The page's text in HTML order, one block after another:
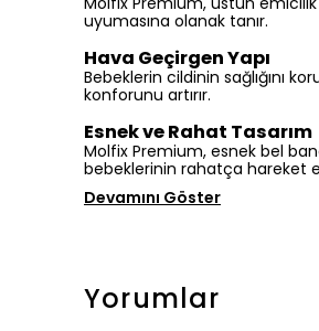
uyumasına olanak tanır.
Hava Geçirgen Yapı
Bebeklerin cildinin sağlığını
konforunu artırır.
Esnek ve Rahat Tasarım
Molfix Premium, esnek bel
bebeklerinin rahatça hareket
Devamını Göster
Yorumlar